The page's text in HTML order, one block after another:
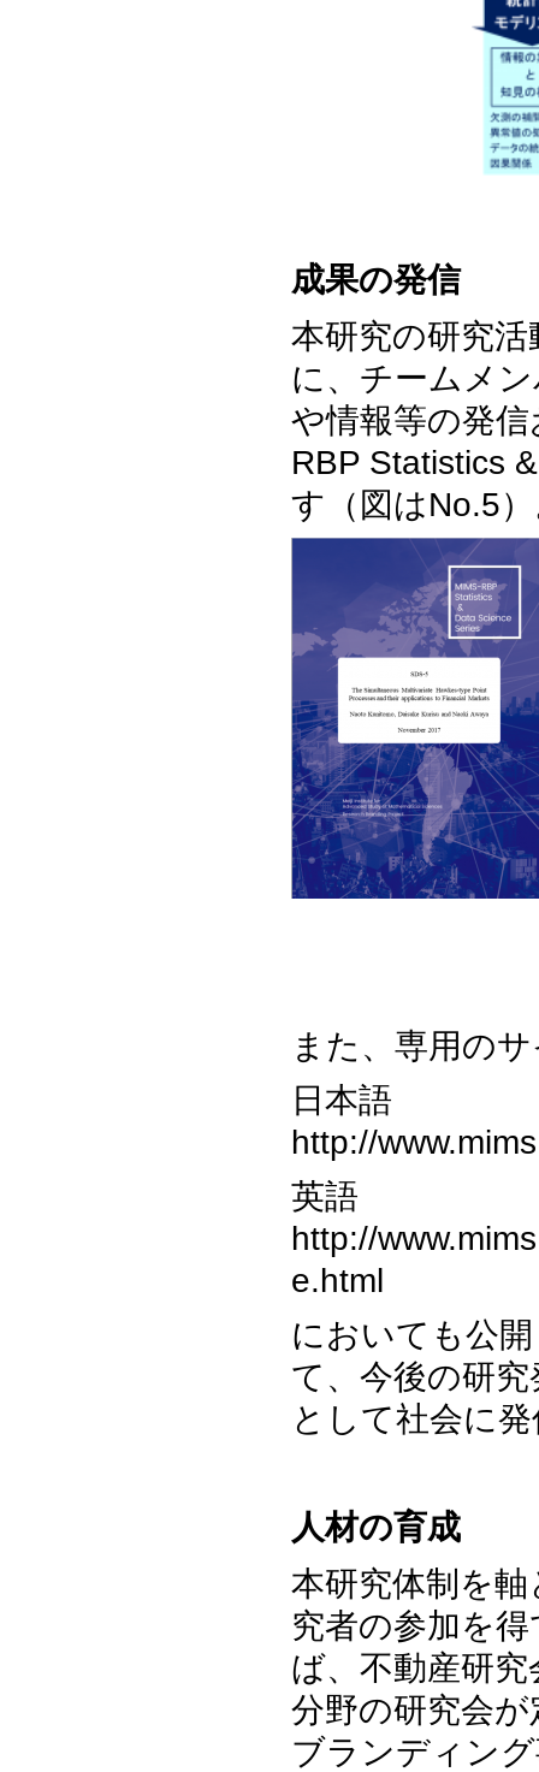
成果の発信
本研究の研究
に、チームメ
や情報等の発
RBP Statistics
す（図はNo.5
また、専用の
日本語
http://
英語
http://
e.html
においても公
て、今後の研
として社会に
人材の育成
本研究体制を
究者の参加を
ば、不動産研
分野の研究会
ブランディン